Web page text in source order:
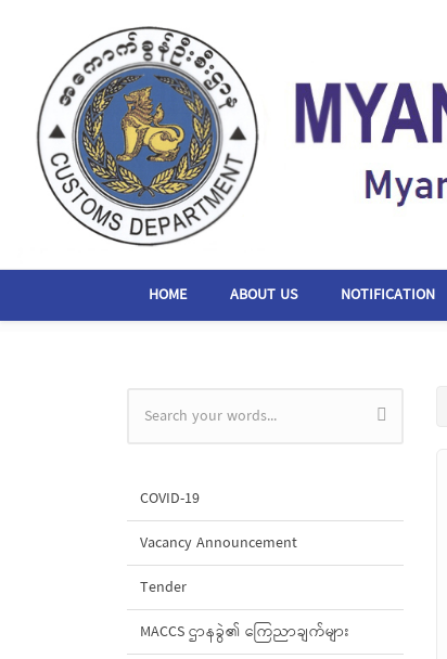
HOME ABOUT US NOTIFICATION
Search form
COVID-19
Vacancy Announcement
Tender
MACCS ဌာနခွဲ၏ ကြေညာချက်များ